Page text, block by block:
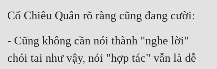
Cố Chiêu Quân rõ ràng cũng đang cười:
- Cũng không cần nói thành "nghe lời"
chói tai như vậy, nói "hợp tác" vẫn là dễ